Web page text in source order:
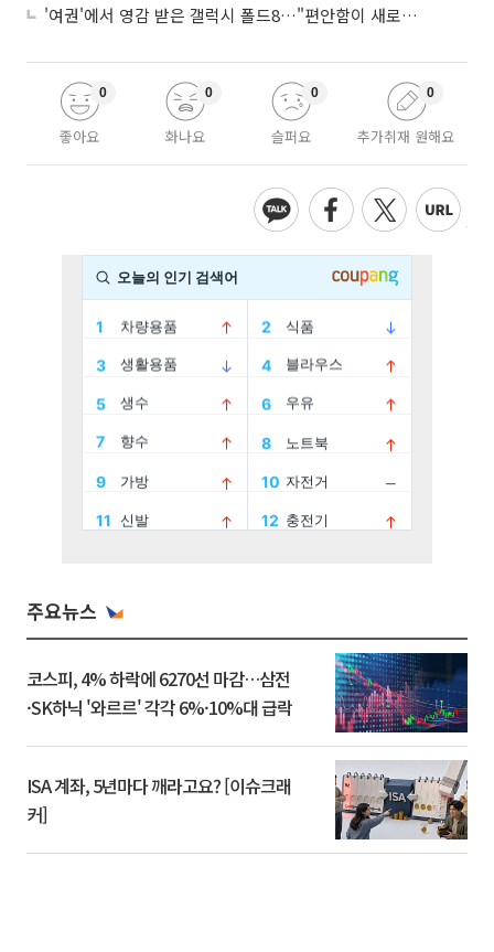
'여권'에서 영감 받은 갤럭시 폴드8…"편안함이 새로운 디자인 경쟁력"
좋아요
0
화나요
0
슬퍼요
0
추가취재 원해요
0
주요뉴스
코스피, 4% 하락에 6270선 마감…삼전
·SK하닉 '와르르' 각각 6%·10%대 급락
ISA 계좌, 5년마다 깨라고요? [이슈크래
커]